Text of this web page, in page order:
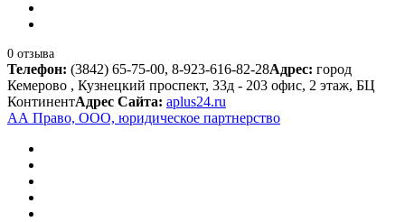
0 отзыва
Телефон: (3842) 65-75-00, 8-923-616-82-28Адрес: город
Кемерово , Кузнецкий проспект, 33д - 203 офис, 2 этаж, БЦ
КонтинентАдрес Сайта: aplus24.ru
АА Право, ООО, юридическое партнерство